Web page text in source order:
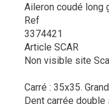
Aileron coudé long
Ref
3374421
Article SCAR
Non visible site
Carré : 35x35.
Dent carrée